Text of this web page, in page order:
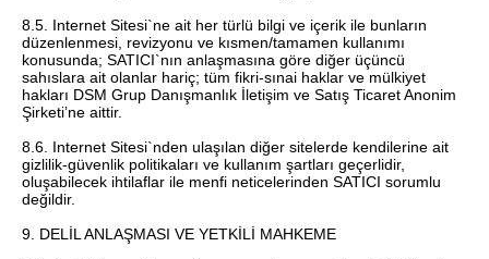
8.5. Internet Sitesi`ne ait her türlü bilgi ve içerik ile bunların
düzenlenmesi, revizyonu ve kısmen/tamamen kullanımı
konusunda; SATICI`nın anlaşmasına göre diğer üçüncü
sahıslara ait olanlar hariç; tüm fikri-sınai haklar ve mülkiyet
hakları DSM Grup Danışmanlık İletişim ve Satış Ticaret Anonim
Şirketi’ne aittir.
8.6. Internet Sitesi`nden ulaşılan diğer sitelerde kendilerine ait
gizlilik-güvenlik politikaları ve kullanım şartları geçerlidir,
oluşabilecek ihtilaflar ile menfi neticelerinden SATICI sorumlu
değildir.
9. DELİL ANLAŞMASI VE YETKİLİ MAHKEME